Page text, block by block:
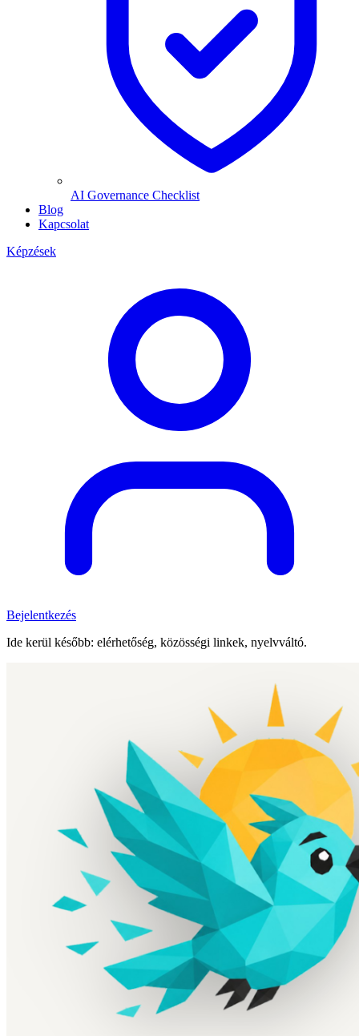
AI Governance Checklist
Blog
Kapcsolat
Képzések
Bejelentkezés
Ide kerül később: elérhetőség, közösségi linkek, nyelvváltó.